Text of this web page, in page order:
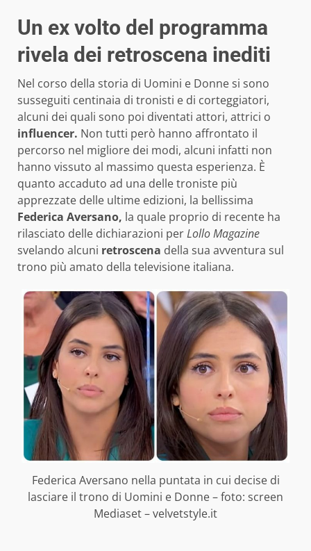
Un ex volto del programma
rivela dei retroscena inediti
Nel corso della storia di Uomini e Donne si sono
susseguiti centinaia di tronisti e di corteggiatori,
alcuni dei quali sono poi diventati attori, attrici o
influencer. Non tutti però hanno affrontato il
percorso nel migliore dei modi, alcuni infatti non
hanno vissuto al massimo questa esperienza. È
quanto accaduto ad una delle troniste più
apprezzate delle ultime edizioni, la bellissima
Federica Aversano, la quale proprio di recente ha
rilasciato delle dichiarazioni perLollo Magazine
svelando alcuni retroscena della sua avventura sul
trono più amato della televisione italiana.
Federica Aversano nella puntata in cui decise di
lasciare il trono di Uomini e Donne – foto: screen
Mediaset – velvetstyle.it